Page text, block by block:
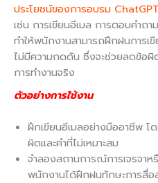
ประโยชน์ของการอบรม ChatGPT
เช่น การเขียนอีเมล การตอบคำถ
ทำให้พนักงานสามารถฝึกฝนการเ
ไม่มีความกดดัน ซึ่งจะช่วยลดข้อผิ
การทำงานจริง
ตัวอย่างการใช้งาน
ฝึกเขียนอีเมลอย่างมืออาชีพ
ผิดและคำที่ไม่เหมาะสม
จำลองสถานการณ์การเจรจาห
พนักงานได้ฝึกฝนทักษะการสื่อส